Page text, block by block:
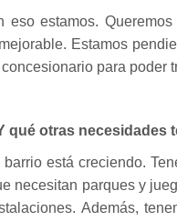
eso estamos.
Estamos
para poder
qué otras necesidades
barrio está creciendo.
necesitan parques y
Además,